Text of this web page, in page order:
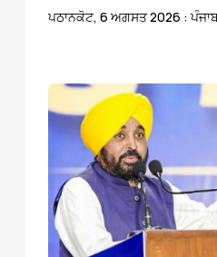
ਪਠਾਨਕੋਟ, 6 ਅਗਸਤ 2026 : ਪੰਜਾਬ